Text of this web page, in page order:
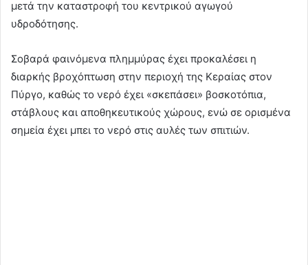
μετά την καταστροφή του κεντρικού αγωγού
υδροδότησης.
Σοβαρά φαινόμενα πλημμύρας έχει προκαλέσει η
διαρκής βροχόπτωση στην περιοχή της Κεραίας στον
Πύργο, καθώς το νερό έχει «σκεπάσει» βοσκοτόπια,
στάβλους και αποθηκευτικούς χώρους, ενώ σε ορισμένα
σημεία έχει μπει το νερό στις αυλές των σπιτιών.